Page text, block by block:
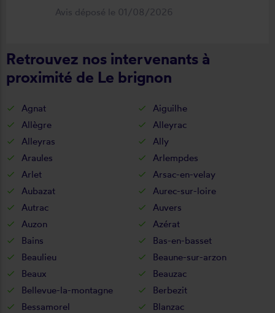
neuf, parfaitement positionné et
Avis déposé le 01/08/2026
Retrouvez nos intervenants à
proximité de Le brignon
Agnat
Aiguilhe
Allègre
Alleyrac
Alleyras
Ally
Araules
Arlempdes
Arlet
Arsac-en-velay
Aubazat
Aurec-sur-loire
Autrac
Auvers
Auzon
Azérat
Bains
Bas-en-basset
Beaulieu
Beaune-sur-arzon
Beaux
Beauzac
Bellevue-la-montagne
Berbezit
Bessamorel
Blanzac